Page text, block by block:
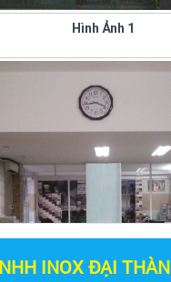
inox tại các quận huyện ở
Bán Bàn Ghế Inox 304
TPHCM
Công Ty Inox Đại Thành
inox như: bộ bàn inox
ghế inox tròn, ghế xếp
MUA BÁN BÀN GHẾ
BÀN TRÒN INOX TẠI
QUẬN HUYỆN Ở TP
Công Ty Nội Thất Inox
Nhà Máy P&G - Bình
INOX ĐẠI